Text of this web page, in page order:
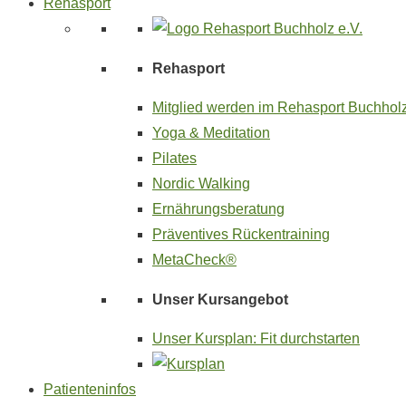
Rehasport
Rehasport
Mitglied werden im Rehasport
Yoga & Meditation
Pilates
Nordic Walking
Ernährungsberatung
Präventives Rückentraining
MetaCheck®
Unser Kursangebot
Unser Kursplan: Fit durchstarten
Patienteninfos